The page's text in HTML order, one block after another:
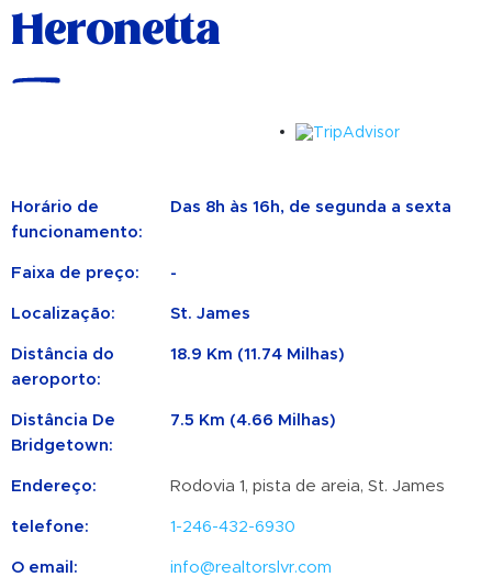
Heronetta
Horário de
funcionamento:
Das 8h às 16h, de segunda a sexta
Faixa de preço: -
Localização: St. James
Distância do
aeroporto:
18.9 Km (11.74 Milhas)
Distância De
Bridgetown:
7.5 Km (4.66 Milhas)
Endereço: Rodovia 1, pista de areia, St. James
telefone: 1-246-432-6930
O email: info@realtorslvr.com